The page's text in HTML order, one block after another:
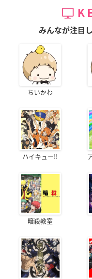
みんなが注目
ちいかわ
ハイキュー!!
暗殺教室